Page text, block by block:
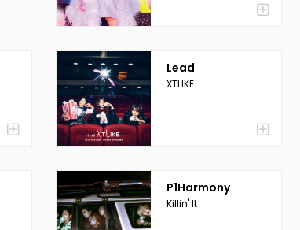
Lead
XTLIKE
P1Harmony
Killin' It